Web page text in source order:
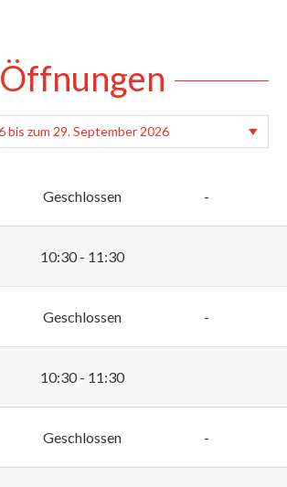
Öffnungen
Geschlossen -
10:30 - 11:30
Geschlossen -
10:30 - 11:30
Geschlossen -